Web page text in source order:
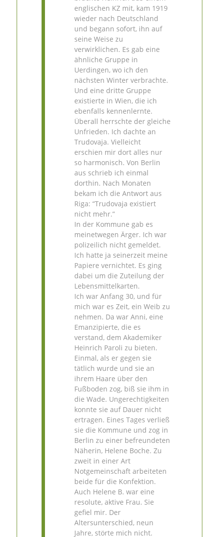
englischen KZ mit, kam 1919
wieder nach Deutschland
und begann sofort, ihn auf
seine Weise zu
verwirklichen. Es gab eine
ähnliche Gruppe in
Uerdingen, wo ich den
nächsten Winter verbrachte.
Und eine dritte Gruppe
existierte in Wien, die ich
ebenfalls kennenlernte.
Überall herrschte der gleiche
Unfrieden. Ich dachte an
Trudovaja. Vielleicht
erschien mir dort alles nur
so harmonisch. Von Berlin
aus schrieb ich einmal
dorthin. Nach Monaten
bekam ich die Antwort aus
Riga: “Trudovaja existiert
nicht mehr.”
In der Kommune gab es
meinetwegen Ärger. Ich war
polizeilich nicht gemeldet.
Ich hatte ja seinerzeit meine
Papiere vernichtet. Es ging
dabei um die Zuteilung der
Lebensmittelkarten.
Ich war Anfang 30, und für
mich war es Zeit, ein Weib zu
nehmen. Da war Anni, eine
Emanzipierte, die es
verstand, dem Akademiker
Heinrich Paroli zu bieten.
Einmal, als er gegen sie
tätlich wurde und sie an
ihrem Haare über den
Fußboden zog, biß sie ihm in
die Wade. Ungerechtigkeiten
konnte sie auf Dauer nicht
ertragen. Eines Tages verließ
sie die Kommune und zog in
Berlin zu einer befreundeten
Näherin, Helene Boche. Zu
zweit in einer Art
Notgemeinschaft arbeiteten
beide für die Konfektion.
Auch Helene B. war eine
resolute, aktive Frau. Sie
gefiel mir. Der
Altersunterschied, neun
Jahre, störte mich nicht.